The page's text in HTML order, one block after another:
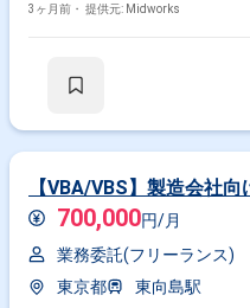
ます。 クラウド移行とデータベース変更、Accessのバージョンアップを
からAccess 365/Office 2021への
3ヶ月前・ 提供元: Midworks
【VBA/VBS】製造会社
700,000円/月
業務委託(フリーランス)
東京都
東向島駅